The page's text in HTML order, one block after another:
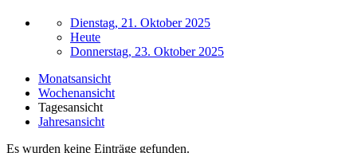
Dienstag, 21. Oktober 2025
Heute
Donnerstag, 23. Oktober 2025
Monatsansicht
Wochenansicht
Tagesansicht
Jahresansicht
Es wurden keine Einträge gefunden.